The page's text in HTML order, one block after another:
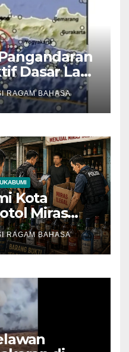
Dasar Laut,
hingga
RAGAM BAHASA
Kota
Miras
dalam
Masyarakat
RAGAM BAHASA